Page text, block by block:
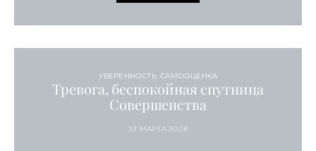
УВЕРЕННОСТЬ. САМООЦЕНКА
Тревога, беспокойная спутница
Совершенства
23 МАРТА 2008